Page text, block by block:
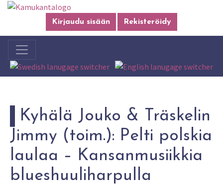
Kirjaudu sisään Rekisteröidy
Kyhälä Jouko & Träskelin
Jimmy (toim.): Pelti polskia
laulaa – Kansanmusiikkia
blueshuuliharpulla